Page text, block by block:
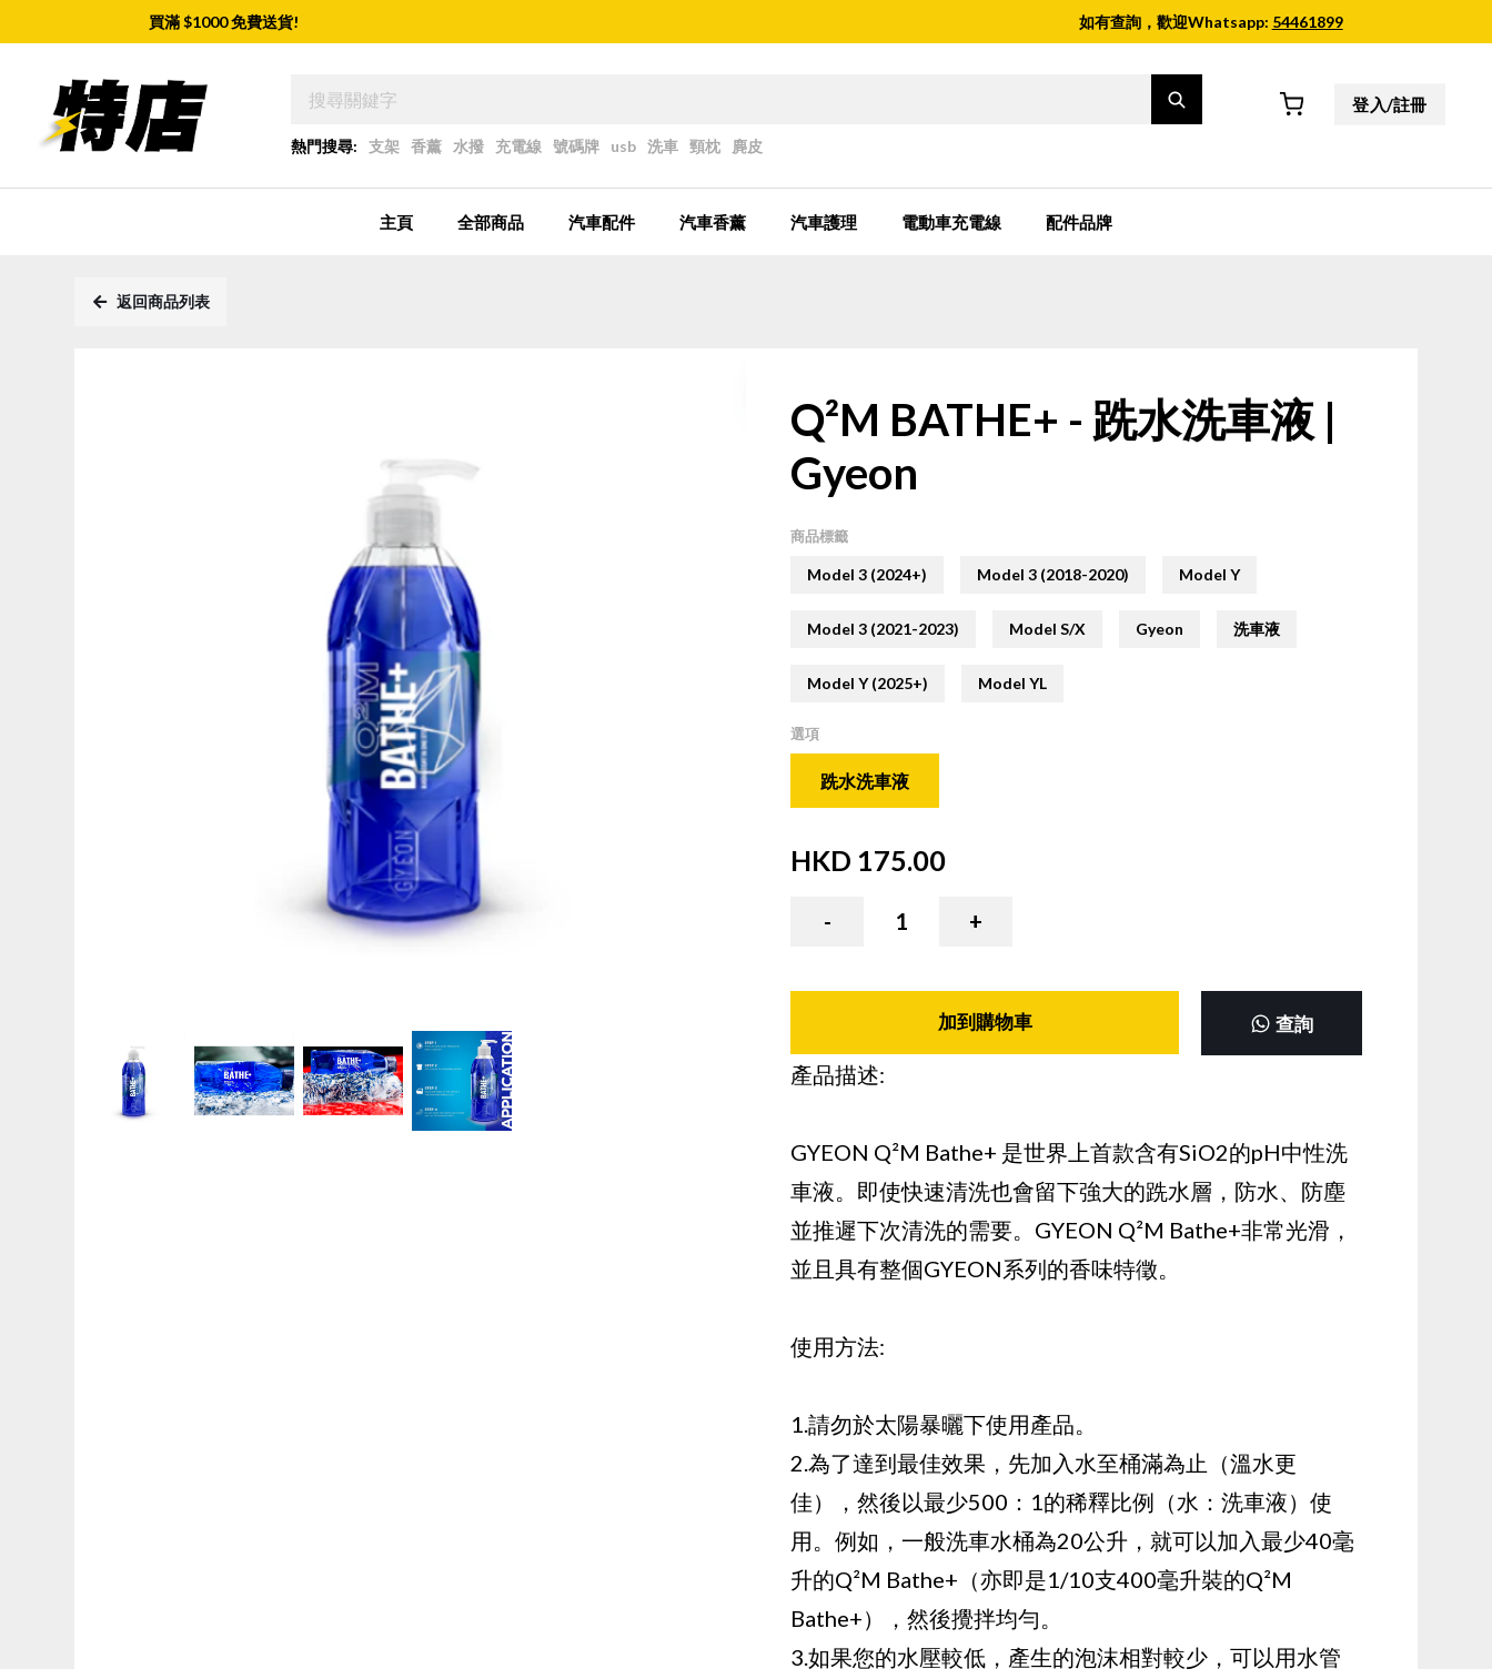
買滿 $1000免費送貨! 如有查詢，歡迎Whatsapp: 54461899
熱門搜尋: 支架 香薰 水撥 充電線 號碼牌 usb 洗車 頸枕 麂皮
登入/註冊
主頁 全部商品 汽車配件 汽車香薰 汽車護理 電動車充電線 配件品牌
返回商品列表
Q²M BATHE+ - 跣水洗車液 |
Gyeon
商品標籤
Model 3 (2024+) Model 3 (2018-2020) Model Y
Model 3 (2021-2023) Model S/X Gyeon 洗車液
Model Y (2025+) Model YL
選項
跣水洗車液
HKD 175.00
- 1 +
加到購物車 查詢
產品描述:
GYEON Q²M Bathe+ 是世界上首款含有SiO2的pH中性洗
車液。即使快速清洗也會留下強大的跣水層，防水、防塵
並推遲下次清洗的需要。GYEON Q²M Bathe+非常光滑，
並且具有整個GYEON系列的香味特徵。
使用方法:
1.請勿於太陽暴曬下使用產品。
2.為了達到最佳效果，先加入水至桶滿為止（溫水更
佳），然後以最少500：1的稀釋比例（水：洗車液）使
用。例如，一般洗車水桶為20公升，就可以加入最少40毫
升的Q²M Bathe+（亦即是1/10支400毫升裝的Q²M
Bathe+），然後攪拌均勻。
3.如果您的水壓較低，產生的泡沫相對較少，可以用水管